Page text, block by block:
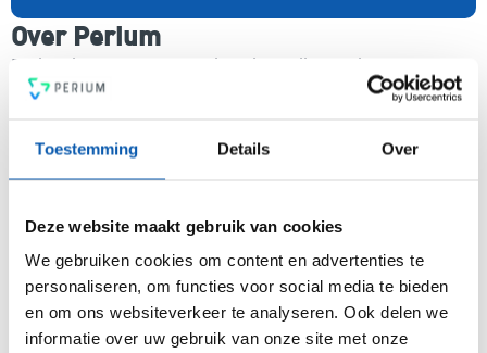
Toestemming Details Over
Deze website maakt gebruik van cookies
We gebruiken cookies om content en advertenties te
personaliseren, om functies voor social media te bieden
en om ons websiteverkeer te analyseren. Ook delen we
informatie over uw gebruik van onze site met onze
Over Perium
Perium is het meest gebruiksvriendelijke all-in-one
platform voor compleet risicomanagement. In een mum van
PDCA-cyclus, een 4-ogen principe en heldere rapportages.
Voldoe vanaf nu aan de voor jou relevante standaarden voor
energiemanagement, ARBO en nog veel meer. Vergroot de
weerbaarheid van je organisatie snel, eenvoudig en
betaalbaar met hét Perium platform.